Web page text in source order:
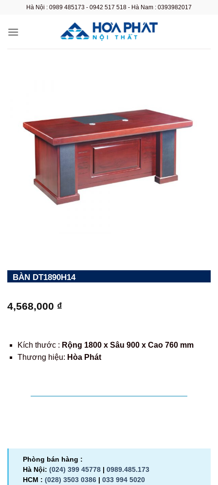
nội
Hà Nội : 0989 485173 - 0942 517 518 - Hà Nam : 0393982017
BÀN DT1890H14
4,568,000 ₫
Kích thước : Rộng 1800 x Sâu 900 x Cao 760 mm
Thương hiệu: Hòa Phát
Phòng bán hàng :
Hà Nội: (024) 399 45778 | 0989.485.173
HCM : (028) 3503 0386 | 033 994 5020